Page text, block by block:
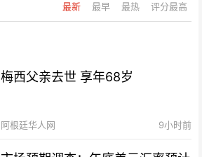
最新 最早 最热 评分最高
梅西父亲去世 享年68岁
阿根廷华人网 9小时前